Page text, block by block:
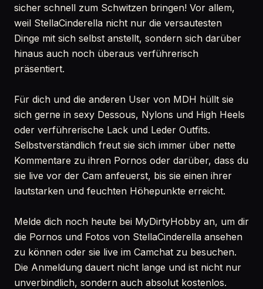
sicher schnell zum Schwitzen bringen! Vor allem,
weil StellaCinderella nicht nur die versautesten
Dinge mit sich selbst anstellt, sondern sich darüber
hinaus auch noch überaus verführerisch
präsentiert.
Für dich und die anderen User von MDH hüllt sie
sich gerne in sexy Dessous, Nylons und High Heels
oder verführerische Lack und Leder Outfits.
Selbstverständlich freut sie sich immer über nette
Kommentare zu ihren Pornos oder darüber, dass du
sie live vor der Cam anfeuerst, bis sie einen ihrer
lautstarken und feuchten Höhepunkte erreicht.
Melde dich noch heute bei MyDirtyHobby an, um dir
die Pornos und Fotos von StellaCinderella ansehen
zu können oder sie live im Camchat zu besuchen.
Die Anmeldung dauert nicht lange und ist nicht nur
unverbindlich, sondern auch absolut kostenlos.